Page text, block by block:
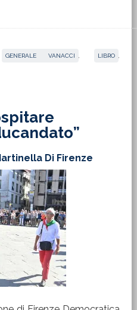
GENERALE VANACCI LIBRO
Di Firenze